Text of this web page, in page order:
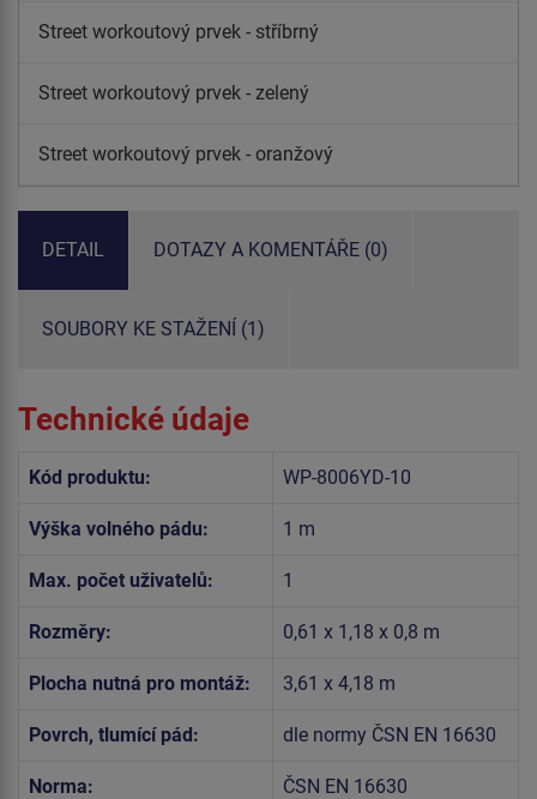
Street workoutový prvek - stříbrný
Street workoutový prvek - zelený
Street workoutový prvek - oranžový
DETAIL DOTAZY A KOMENTÁŘE (0)
SOUBORY KE STAŽENÍ (1)
Technické údaje
Kód produktu: WP-8006YD-10
Výška volného pádu: 1 m
Max. počet uživatelů: 1
Rozměry: 0,61 x 1,18 x 0,8 m
Plocha nutná pro montáž: 3,61 x 4,18 m
Povrch, tlumící pád: dle normy ČSN EN 16630
Norma: ČSN EN 16630